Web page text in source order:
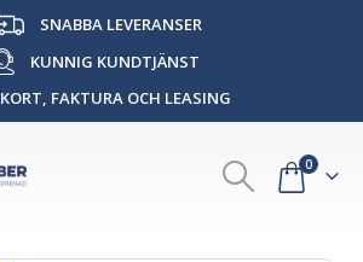
SNABBA LEVERANSER
KUNNIG KUNDTJÄNST
KORT, FAKTURA OCH LEASING
0